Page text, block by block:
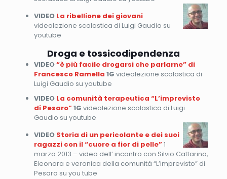
VIDEO La ribellione dei giovani
videolezione scolastica di Luigi Gaudio su
youtube
Droga e tossicodipendenza
VIDEO“è più facile drogarsi che parlarne” di
Francesco Ramella 1G videolezione scolastica di
Luigi Gaudio su youtube
VIDEO La comunità terapeutica “L’imprevisto
di Pesaro”1G videolezione scolastica di Luigi
Gaudio su youtube
VIDEO Storia di un pericolante e dei suoi
ragazzi con il “cuore a fior di pelle”1
marzo 2013 – video dell’ incontro con Silvio Cattarina,
Eleonora e veronica della comunità “L’imprevisto” di
Pesaro su you tube